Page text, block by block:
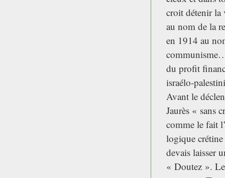
croit détenir la
au nom de la
en 1914 au
du profit
israélo-
Avant le
Jaurès « sans
comme le fait
logique
devais laisser
« Doutez ».